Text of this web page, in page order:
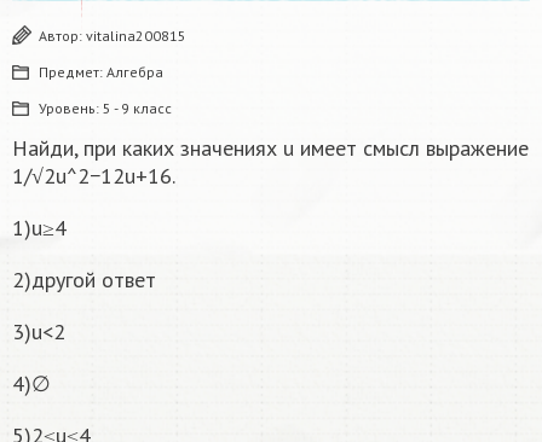
Автор: vitalina200815
Предмет: Алгебра
Уровень: 5 - 9 класс
Найди, при каких значениях u имеет смысл выражение
1/√2u^2−12u+16.
1)u≥4
2)другой ответ
3)u<2
4)∅
5)2≤u≤4